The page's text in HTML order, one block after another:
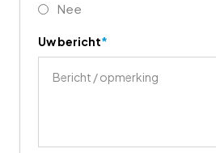
Nee
Uw bericht*